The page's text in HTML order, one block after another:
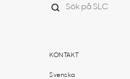
KONTAKT
Svenska